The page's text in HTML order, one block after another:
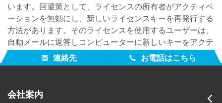
います。回避策として、ライセンスの所有者がアクティベ
ーションを無効にし、新しいライセンスキーを再発行する
方法があります。そのライセンスを使用するユーザーは、
自動メールに返答しコンピューターに新しいキーをアクテ
ィベーションする必要があります。
連絡先 お電話はこちら
会社案内